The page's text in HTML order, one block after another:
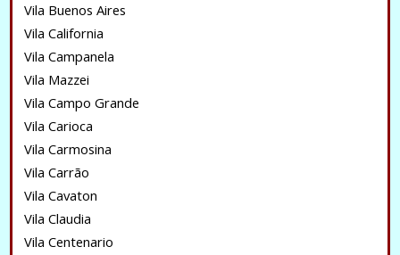
Vila Buenos Aires
Vila California
Vila Campanela
Vila Mazzei
Vila Campo Grande
Vila Carioca
Vila Carmosina
Vila Carrão
Vila Cavaton
Vila Claudia
Vila Centenario